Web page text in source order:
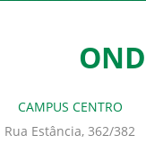
CAMPUS CENTRO
Rua Estância, 362/382